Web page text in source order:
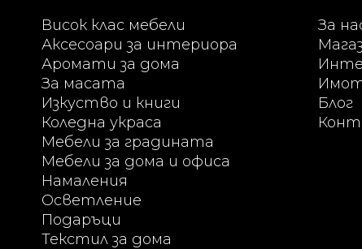
Висок клас мебели
Аксесоари за интериора
Аромати за дома
За масата
Изкуство и книги
Коледна украса
Мебели за градината
Мебели за дома и офиса
Намаления
Осветление
Подаръци
Текстил за дома
За
Блог